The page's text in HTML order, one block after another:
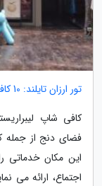
تور ارزان تایلند: 10 کافی شاپ برتر در چیانگ مای تایلند
فضای دنج از جمله
این مکان خدماتی
اجتماع، ارائه می